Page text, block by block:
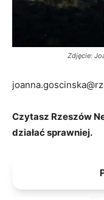
Zdjęcie:
Czytasz Rzeszów
działać sprawniej.